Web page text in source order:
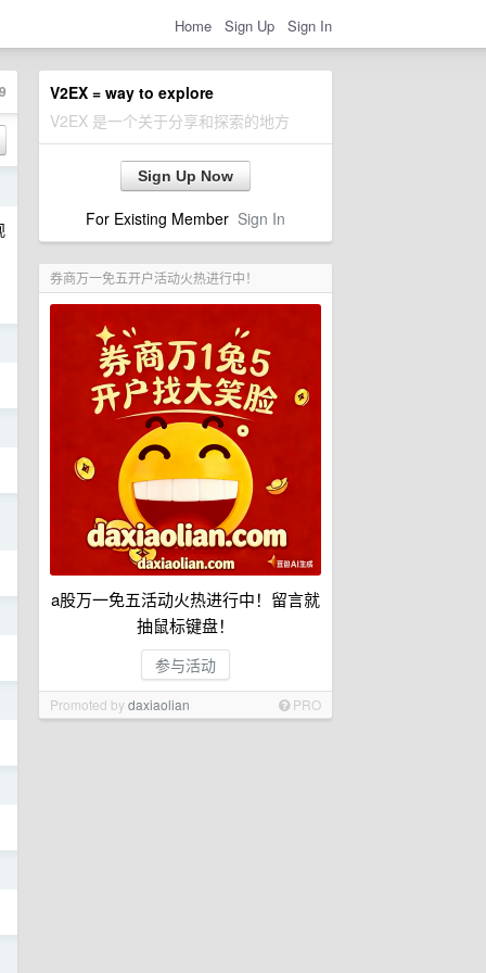
Home Sign Up Sign In
V2EX = way to explore
V2EX 是一个关于分享和探索的地方
Sign Up Now
For Existing Member Sign In
券商万一免五开户活动火热进行中！
a股万一免五活动火热进行中！留言就
抽鼠标键盘！
参与活动
Promoted bydaxiaolian PRO